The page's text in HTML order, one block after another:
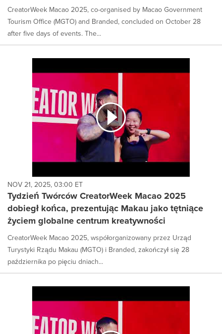
CreatorWeek Macao 2025, co-organised by Macao Government
Tourism Office (MGTO) and Branded, concluded on October 28
after five days of events. The...
NOV 21, 2025, 03:00 ET
Tydzień Twórców CreatorWeek Macao 2025
dobiegł końca, prezentując Makau jako tętniące
życiem globalne centrum kreatywności
CreatorWeek Macao 2025, współorganizowany przez Urząd
Turystyki Rządu Makau (MGTO) i Branded, zakończył się 28
października po pięciu dniach...